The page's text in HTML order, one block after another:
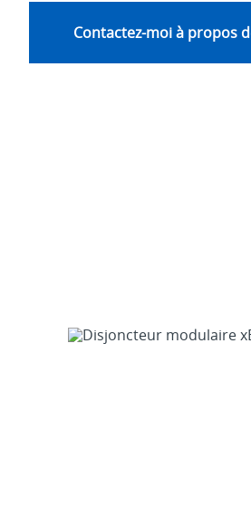
Contactez-moi à propos